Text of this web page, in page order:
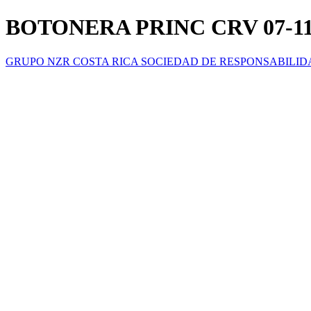
BOTONERA PRINC CRV 07-
GRUPO NZR COSTA RICA SOCIEDAD DE